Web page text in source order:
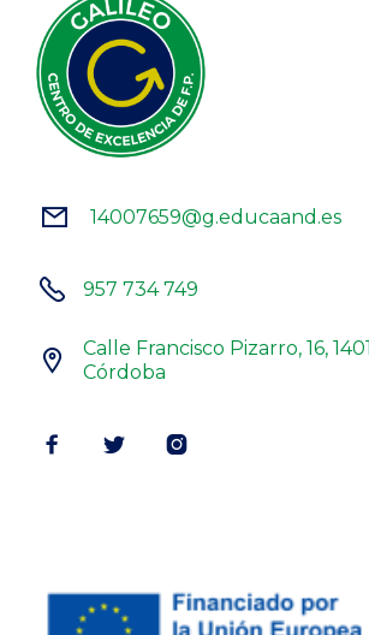
 14007659@g.educaand.es
 957 734 749

Calle Francisco Pizarro, 16,
Córdoba
  